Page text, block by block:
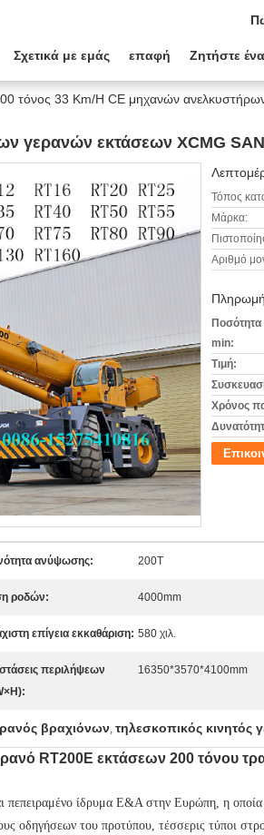
Σχετικά με εμάς επαφή Ζητήστε
τόνος 33 Km/H CE μηχανών
γερανών εκτάσεων XCMG
Τόπος
Μάρκα:
Αριθμό
min:
Τιμή:
Χρόνος
ανύψωσης: 200T
ροδών: 4000mm
επίγεια εκκαθάριση: 580 χιλ.
περιλήψεων
16350*3570*4100mm
βραχιόνων, τηλεσκοπικός κινητός
RT200E εκτάσεων 200 τόνου
ίδρυμα Ε&Α στην Ευρώπη, η οποία
οδηγήσεων του προτύπου, τέσσερις τύποι